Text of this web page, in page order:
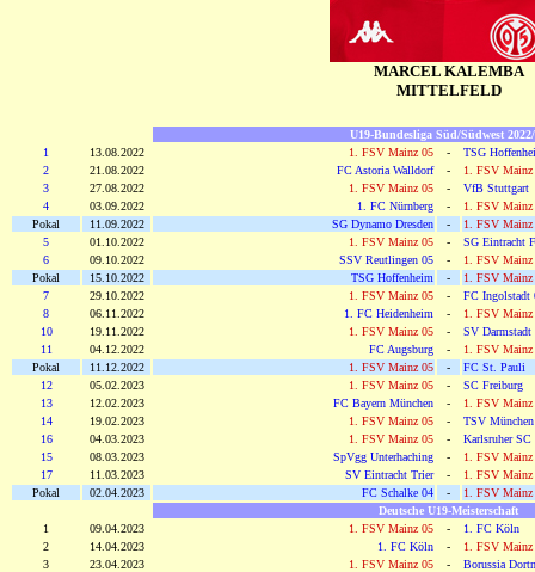
MARCEL KALEMBA
MITTELFELD
U19-Bundesliga Süd/Südwest
1
13.08.2022 1. FSV Mainz 05 -
TSG
2
21.08.2022 FC Astoria Walldorf -
1. FSV Mainz
3
27.08.2022 1. FSV Mainz 05 -
VfB Stuttgart
4
03.09.2022 1. FC Nürnberg -
1. FSV Mainz
Pokal
11.09.2022 SG Dynamo Dresden -
1. FSV Mainz
5
01.10.2022 1. FSV Mainz 05 -
SG Eintracht
6
09.10.2022 SSV Reutlingen 05 -
1. FSV Mainz
Pokal
15.10.2022 TSG Hoffenheim -
1. FSV Mainz
7
29.10.2022 1. FSV Mainz 05 -
FC Ingolstadt
8
06.11.2022 1. FC Heidenheim -
1. FSV Mainz
10
19.11.2022 1. FSV Mainz 05 -
SV Darmstadt
11
04.12.2022 FC Augsburg -
1. FSV Mainz
Pokal
11.12.2022 1. FSV Mainz 05 -
FC St. Pauli
12
05.02.2023 1. FSV Mainz 05 -
SC Freiburg
13
12.02.2023 FC Bayern München -
1. FSV Mainz
14
19.02.2023 1. FSV Mainz 05 -
TSV
16
04.03.2023 1. FSV Mainz 05 -
Karlsruher SC
15
08.03.2023 SpVgg Unterhaching -
1. FSV Mainz
17
11.03.2023 SV Eintracht Trier -
1. FSV Mainz
Pokal
02.04.2023 FC Schalke 04 -
1. FSV Mainz
Deutsche U19-Meisterschaft
1
09.04.2023 1. FSV Mainz 05 -
1. FC Köln
2
14.04.2023 1. FC Köln -
1. FSV Mainz
3
23.04.2023 1. FSV Mainz 05 -
Borussia